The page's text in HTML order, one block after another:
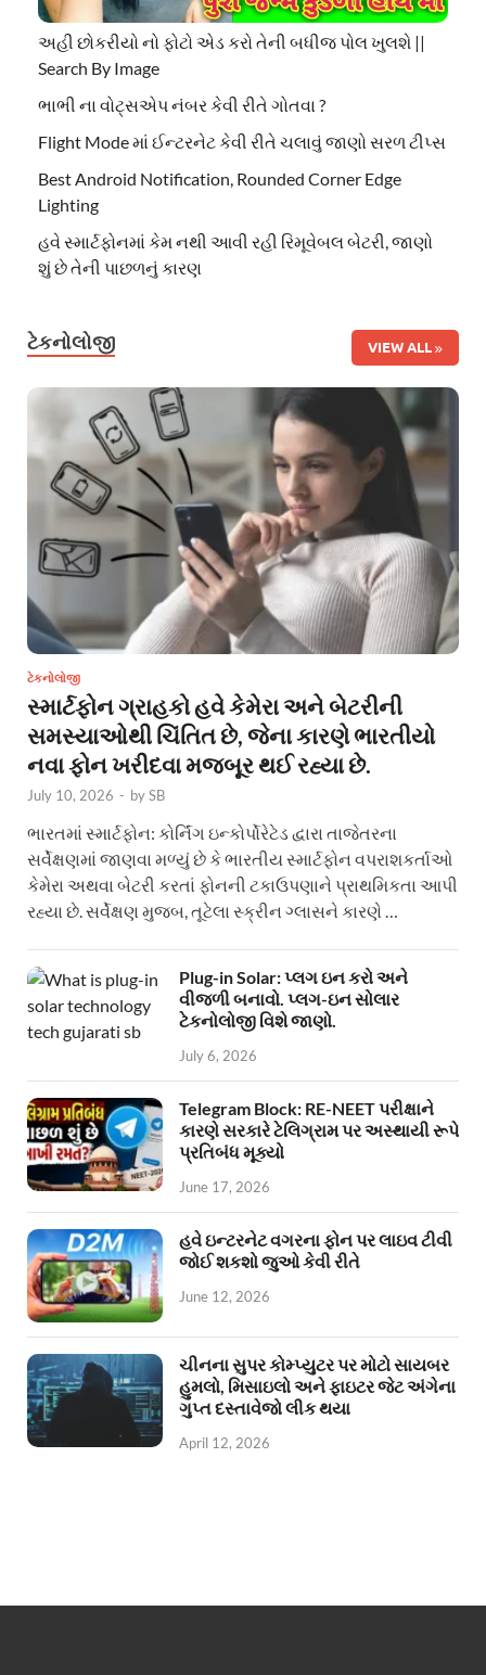
અહી છોકરીયો નો ફોટો એડ કરો તેની બધીજ પોલ ખુલશે ||
Search By Image
ભાભી ના વોટ્સએપ નંબર કેવી રીતે ગોતવા ?
Flight Mode માં ઈન્ટરનેટ કેવી રીતે ચલાવું જાણો સરળ ટીપ્સ
Best Android Notification, Rounded Corner Edge
Lighting
હવે સ્માર્ટફોનમાં કેમ નથી આવી રહી રિમૂવેબલ બેટરી, જાણો
શું છે તેની પાછળનું કારણ
ટેકનોલોજી VIEW ALL
ટેકનોલોજી
સ્માર્ટફોન ગ્રાહકો હવે કેમેરા અને બેટરીની
સમસ્યાઓથી ચિંતિત છે, જેના કારણે ભારતીયો
નવા ફોન ખરીદવા મજબૂર થઈ રહ્યા છે.
July 10, 2026 - bySB
ભારતમાં સ્માર્ટફોન: કોર્નિંગ ઇન્કોર્પોરેટેડ દ્વારા તાજેતરના
સર્વેક્ષણમાં જાણવા મળ્યું છે કે ભારતીય સ્માર્ટફોન વપરાશકર્તાઓ
કેમેરા અથવા બેટરી કરતાં ફોનની ટકાઉપણાને પ્રાથમિકતા આપી
રહ્યા છે. સર્વેક્ષણ મુજબ, તૂટેલા સ્ક્રીન ગ્લાસને કારણે …
Plug-in Solar: પ્લગ ઇન કરો અને
વીજળી બનાવો. પ્લગ-ઇન સોલાર
ટેકનોલોજી વિશે જાણો.
July 6, 2026
Telegram Block: RE-NEET પરીક્ષાને
કારણે સરકારે ટેલિગ્રામ પર અસ્થાયી રૂપે
પ્રતિબંધ મૂક્યો
June 17, 2026
હવે ઇન્ટરનેટ વગરના ફોન પર લાઇવ ટીવી
જોઈ શકશો જુઓ કેવી રીતે
June 12, 2026
ચીનના સુપર કોમ્પ્યુટર પર મોટો સાયબર
હુમલો, મિસાઇલો અને ફાઇટર જેટ અંગેના
ગુપ્ત દસ્તાવેજો લીક થયા
April 12, 2026